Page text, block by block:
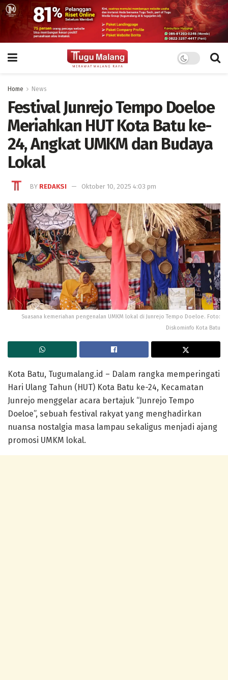
Home News
Festival Junrejo Tempo Doeloe
Meriahkan HUT Kota Batu ke-
24, Angkat UMKM dan Budaya
Lokal
BY REDAKSI Oktober 10, 2025 4:03 pm
Suasana kemeriahan pengenalan UMKM lokal di Junrejo Tempo Doeloe. Foto:
Diskominfo Kota Batu
Kota Batu, Tugumalang.id – Dalam rangka memperingati
Hari Ulang Tahun (HUT) Kota Batu ke-24, Kecamatan
Junrejo menggelar acara bertajuk “Junrejo Tempo
Doeloe”, sebuah festival rakyat yang menghadirkan
nuansa nostalgia masa lampau sekaligus menjadi ajang
promosi UMKM lokal.